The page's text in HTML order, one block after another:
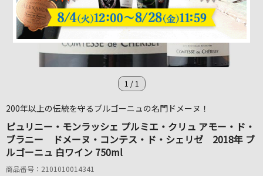
1 / 1
200年以上の伝統を守るブルゴーニュの名門ドメーヌ！
ピュリニー・モンラッシェ プルミエ・クリュ アモー・ド・
ブラニー ドメーヌ・コンテス・ド・シェリゼ 2018年 ブ
ルゴーニュ 白ワイン 750ml
商品番号：2101010014341